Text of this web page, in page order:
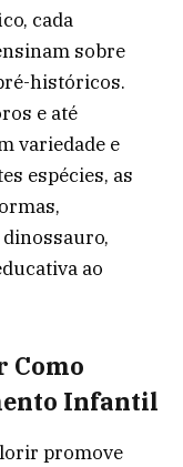
cada
sobre
históricos.
e até
variedade e
espécies, as
dinossauro,
ao
Como
Infantil
promove